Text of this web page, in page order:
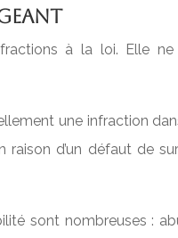
à la loi. Elle
une infraction
d’un défaut de
sont nombreuses :